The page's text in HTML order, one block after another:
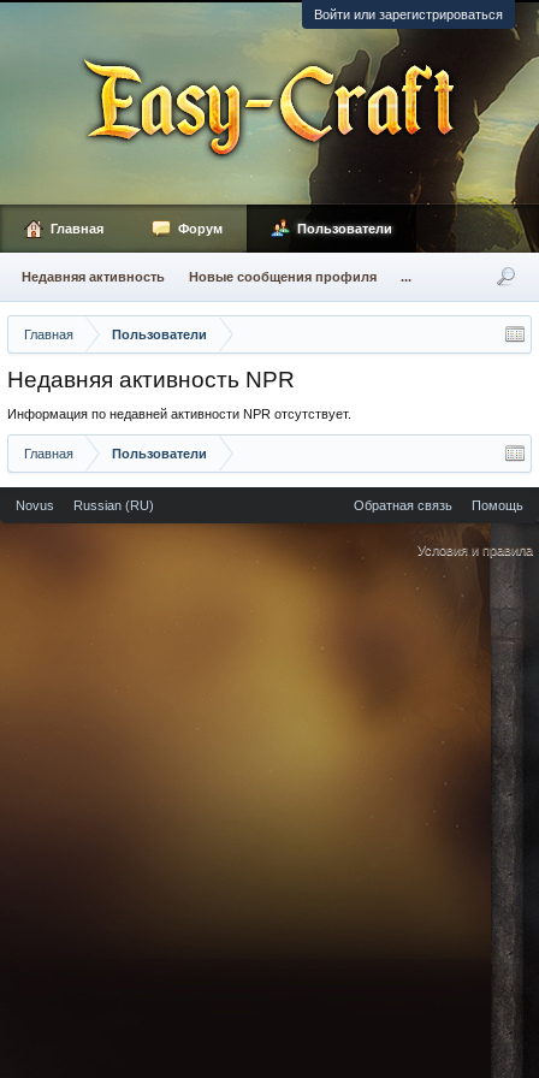
Войти или зарегистрироваться
Главная Пользователи
Недавняя активность NPR
Информация по недавней активности NPR отсутствует.
Главная Пользователи
Главная Форум Пользователи
Недавняя активность Новые сообщения профиля ...
Novus Russian (RU) Обратная связь Помощь
Условия и правила